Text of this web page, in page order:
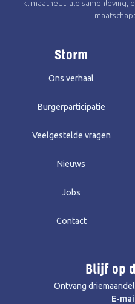
klimaatneutrale samenleving,
Storm
Ons verhaal
Burgerparticipatie
Veelgestelde vragen
Nieuws
Jobs
Contact
Blijf op
Ontvang
E-